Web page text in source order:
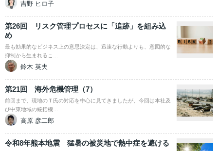
吉野 ヒロ子
第26回 リスク管理プロセスに「追跡」を組み込
め
最も効果的なビジネス上の意思決定は、迅速な行動よりも、意図的な
抑制から生まれるこ…
鈴木 英夫
第21回 海外危機管理（7）
前回まで、現地のＴ氏の対応を中心に見てきましたが、今回は本社及
び中東地域の統括機…
高原 彦二郎
令和8年熊本地震 猛暑の被災地で熱中症を避ける